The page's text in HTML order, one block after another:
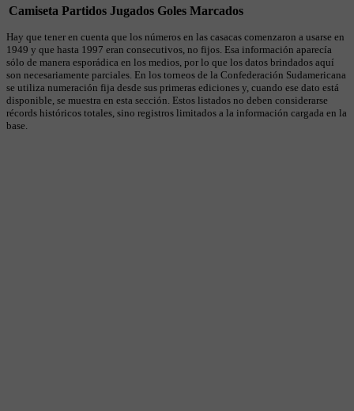
Camiseta Partidos Jugados Goles Marcados
Hay que tener en cuenta que los números en las casacas comenzaron a usarse en
1949 y que hasta 1997 eran consecutivos, no fijos. Esa información aparecía
sólo de manera esporádica en los medios, por lo que los datos brindados aquí
son necesariamente parciales. En los torneos de la Confederación Sudamericana
se utiliza numeración fija desde sus primeras ediciones y, cuando ese dato está
disponible, se muestra en esta sección. Estos listados no deben considerarse
récords históricos totales, sino registros limitados a la información cargada en la
base.